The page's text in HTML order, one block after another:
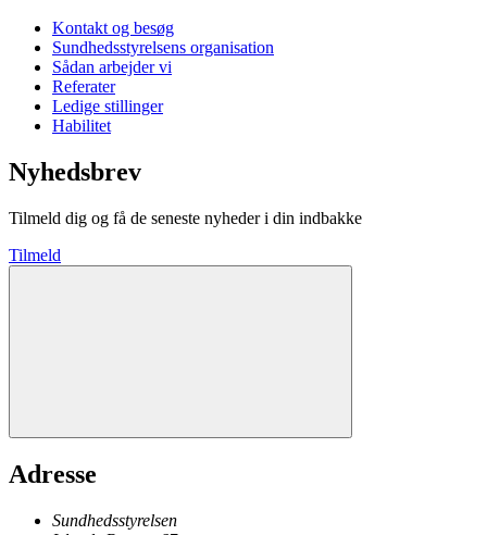
Kontakt og besøg
Sundhedsstyrelsens organisation
Sådan arbejder vi
Referater
Ledige stillinger
Habilitet
Nyhedsbrev
Tilmeld dig og få de seneste nyheder i din indbakke
Tilmeld
Adresse
Sundhedsstyrelsen